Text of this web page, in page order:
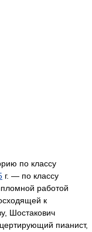
по классу
г. — по классу
работой
к
Шостакович
пианист,